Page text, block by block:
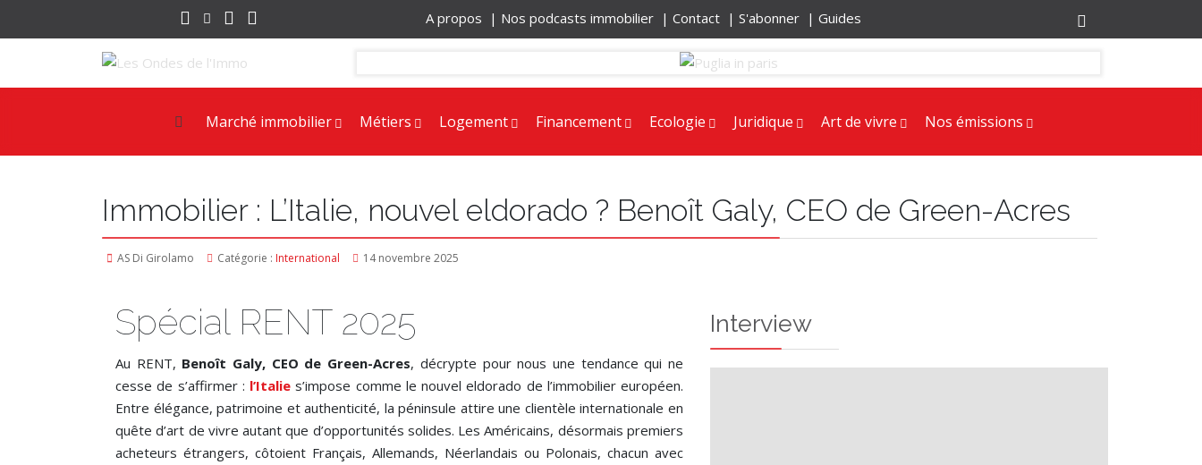
A propos | Nos podcasts immobilier | Contact | S'abonner | Guides
Marché immobilier Métiers Logement Financement Ecologie Juridique Art de vivre Nos émissions
Immobilier : L’Italie, nouvel eldorado ? Benoît Galy, CEO de Green-Acres
AS Di Girolamo Catégorie : International 14 novembre 2025
Spécial RENT 2025
Au RENT, Benoît Galy, CEO de Green-Acres, décrypte pour nous une tendance qui ne
cesse de s’affirmer : l’Italie s’impose comme le nouvel eldorado de l’immobilier européen.
Entre élégance, patrimoine et authenticité, la péninsule attire une clientèle internationale en
quête d’art de vivre autant que d’opportunités solides. Les Américains, désormais premiers
acheteurs étrangers, côtoient Français, Allemands, Néerlandais ou Polonais, chacun avec
Interview